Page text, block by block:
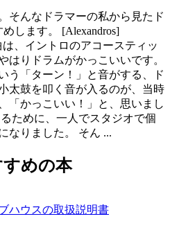
そんなドラマーの私から見たド
します。 [Alexandros]
は、イントロのアコースティッ
はりドラムがかっこいいです。
う「ターン！」と音がする、ド
太鼓を叩く音が入るのが、当時
「かっこいい！」と、思いまし
ために、一人でスタジオで個
なりました。 そん ...
めの本
ハウスの取扱説明書